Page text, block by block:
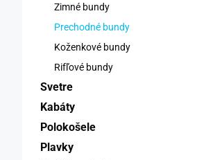
Zimné bundy
Prechodné bundy
Koženkové bundy
Rifľové bundy
Svetre
Kabáty
Polokošele
Plavky